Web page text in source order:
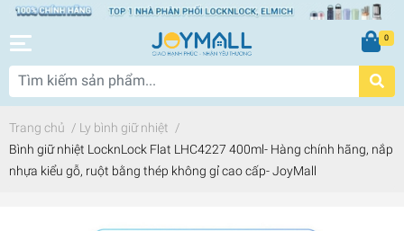
0
Trang chủ / Ly bình giữ nhiệt /
Bình giữ nhiệt LocknLock Flat LHC4227 400ml- Hàng chính hãng, nắp
nhựa kiểu gỗ, ruột bằng thép không gỉ cao cấp- JoyMall